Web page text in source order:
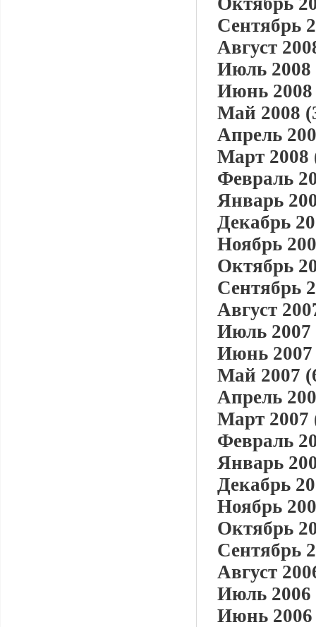
Сентябрь
Август
Июль 2008
Июнь 2008
Май 2008
Апрель
Март 2008
Февраль
Январь
Декабрь
Ноябрь
Октябрь
Сентябрь
Август
Июль 2007
Июнь 2007
Май 2007
Апрель
Март 2007
Февраль
Январь
Декабрь
Ноябрь
Октябрь
Сентябрь
Август
Июль 2006
Июнь 2006